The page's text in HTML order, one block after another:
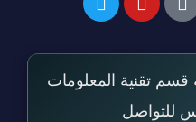
تقنية المعلومات
للتواصل